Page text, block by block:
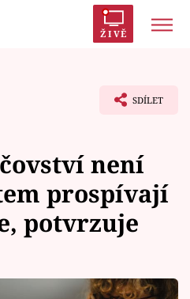
ŽIVĚ
SDÍLET
není
prospívají
potvrzuje